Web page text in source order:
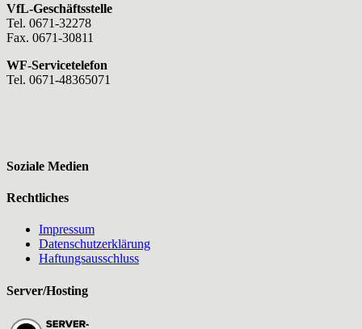
VfL-Geschäftsstelle
Tel. 0671-32278
Fax. 0671-30811
WF-Servicetelefon
Tel. 0671-48365071
Soziale Medien
Rechtliches
Impressum
Datenschutzerklärung
Haftungsausschluss
Server/Hosting